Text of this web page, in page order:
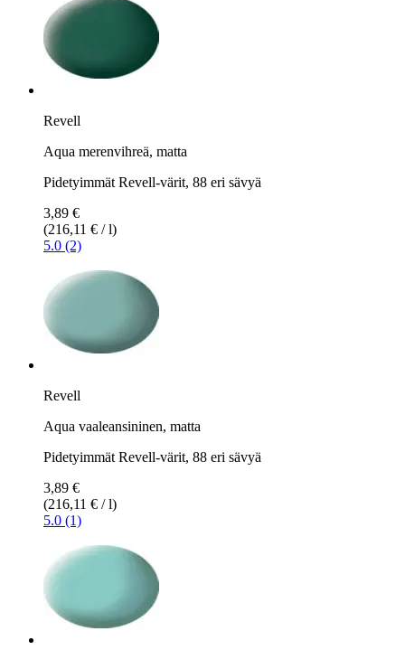
Revell
Aqua merenvihreä, matta
Pidetyimmät Revell-värit, 88 eri sävyä
3,89 €
(216,11 € / l)
5.0 (2)
Revell
Aqua vaaleansininen, matta
Pidetyimmät Revell-värit, 88 eri sävyä
3,89 €
(216,11 € / l)
5.0 (1)